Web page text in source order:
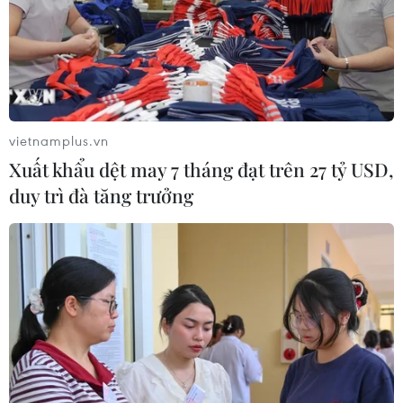
Theo dõi VietnamPlus
TIN LIÊN QUAN
vietnamplus.vn
Xuất khẩu dệt may 7 tháng đạt trên 27 tỷ USD,
duy trì đà tăng trưởng